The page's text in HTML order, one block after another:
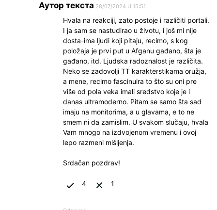
Аутор текста 28/07/2024 U 15:51
Hvala na reakciji, zato postoje i različiti portali.
I ja sam se nastudirao u životu, i još mi nije
dosta-ima ljudi koji pitaju, recimo, s kog
položaja je prvi put u Afganu gađano, šta je
gađano, itd. Ljudska radoznalost je različita.
Neko se zadovolji TT karakterstikama oružja,
a mene, recimo fascinuira to što su oni pre
više od pola veka imali sredstvo koje je i
danas ultramoderno. Pitam se samo šta sad
imaju na monitorima, a u glavama, e to ne
smem ni da zamislim. U svakom slučaju, hvala
Vam mnogo na izdvojenom vremenu i ovoj
lepo razmeni mišljenja.
Srdačan pozdrav!
4 1